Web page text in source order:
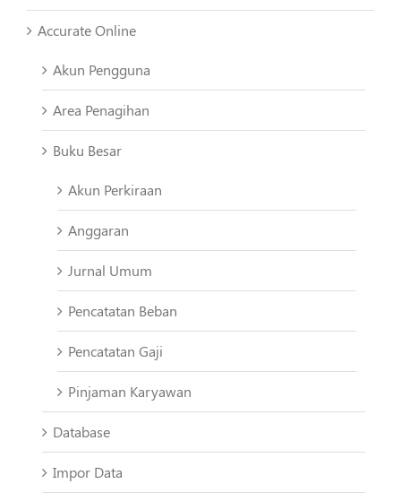
Accurate Online
Akun Pengguna
Area Penagihan
Buku Besar
Akun Perkiraan
Anggaran
Jurnal Umum
Pencatatan Beban
Pencatatan Gaji
Pinjaman Karyawan
Database
Impor Data